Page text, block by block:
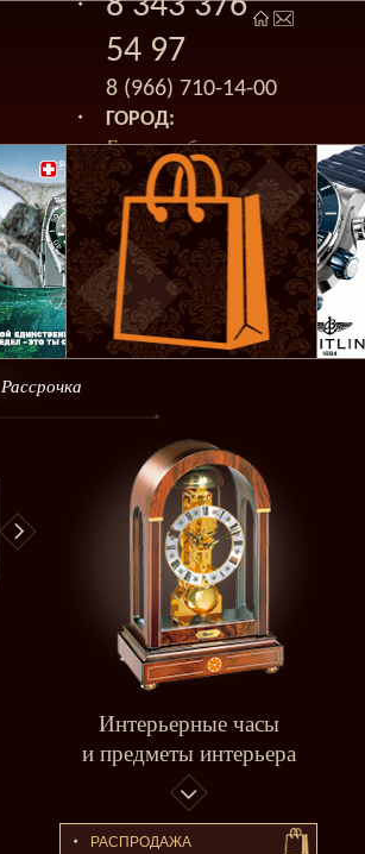
54 97
8 (966) 710-14-00
ГОРОД:
Екатеринбург
Рассрочка
Интерьерные часы
и предметы интерьера
РАСПPОДАЖA